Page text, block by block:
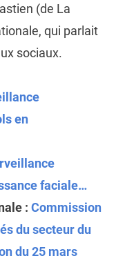
(de La
qui parlait
sociaux.
en
faciale…
: Commission
du secteur du
du 25 mars